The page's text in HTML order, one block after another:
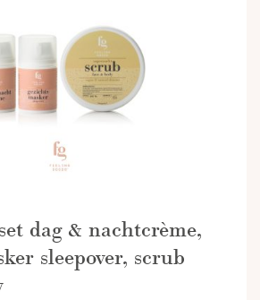
dag & nachtcrème,
sleepover, scrub